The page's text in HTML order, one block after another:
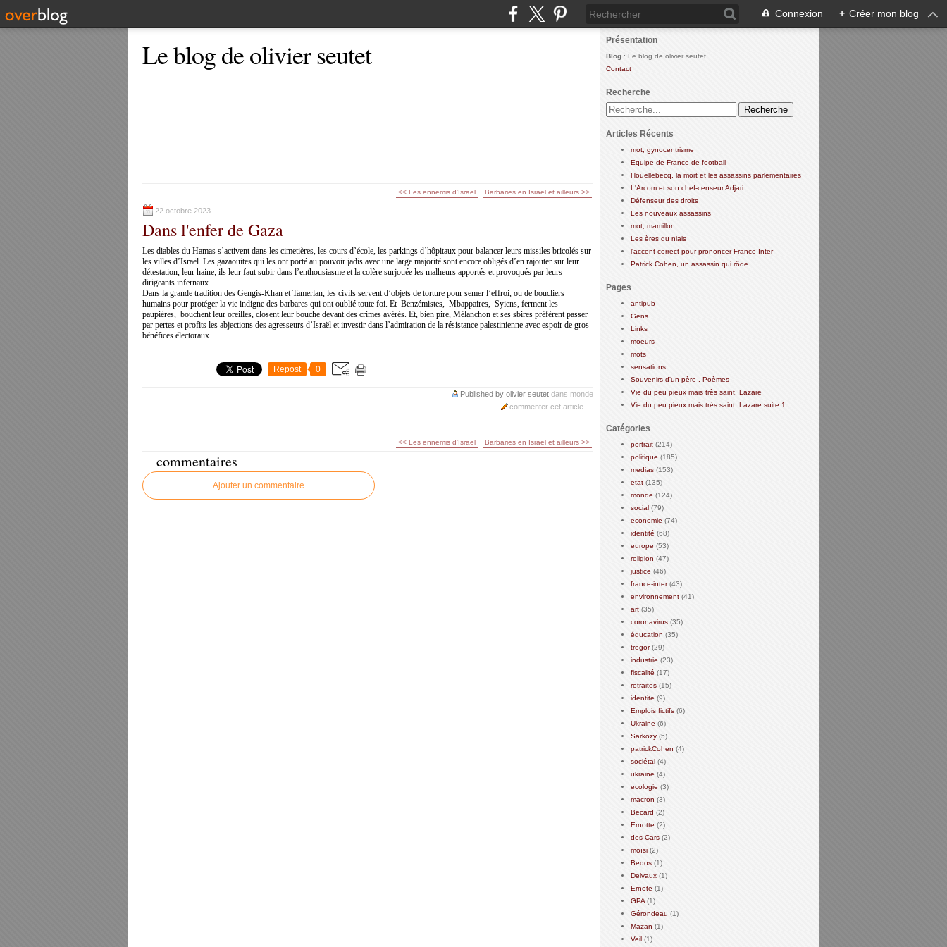
Connexion + Créer mon blog
Le blog de olivier seutet
<< Les ennemis d'Israël Barbaries en Israël et ailleurs >>
22 octobre 2023
Dans l'enfer de Gaza
Les diables du Hamas s’activent dans les cimetières, les cours d’école, les parkings d’hôpitaux pour balancer leurs missiles bricolés sur
les villes d’Israël. Les gazaouites qui les ont porté au pouvoir jadis avec une large majorité sont encore obligés d’en rajouter sur leur
détestation, leur haine; ils leur faut subir dans l’enthousiasme et la colère surjouée les malheurs apportés et provoqués par leurs
dirigeants infernaux.
Dans la grande tradition des Gengis-Khan et Tamerlan, les civils servent d’objets de torture pour semer l’effroi, ou de boucliers
humains pour protéger la vie indigne des barbares qui ont oublié toute foi. Et Benzémistes, Mbappaires, Syiens, ferment les
paupières, bouchent leur oreilles, closent leur bouche devant des crimes avérés. Et, bien pire, Mélanchon et ses sbires préfèrent passer
par pertes et profits les abjections des agresseurs d’Israël et investir dans l’admiration de la résistance palestinienne avec espoir de gros
bénéfices électoraux.
Repost 0
Published by olivier seutet dans monde
commenter cet article
<< Les ennemis d'Israël Barbaries en Israël et ailleurs >>
commentaires
Ajouter un commentaire
Présentation
Blog : Le blog de olivier seutet
Contact
Recherche
Articles Récents
mot, gynocentrisme
Equipe de France de football
Houellebecq, la mort et les assassins parlementaires
L'Arcom et son chef-censeur Adjari
Défenseur des droits
Les nouveaux assassins
mot, mamillon
Les ères du niais
l'accent correct pour prononcer France-Inter
Patrick Cohen, un assassin qui rôde
Pages
antipub
Gens
Links
moeurs
mots
sensations
Souvenirs d'un père . Poèmes
Vie du peu pieux mais très saint, Lazare
Vie du peu pieux mais très saint, Lazare suite 1
Catégories
portrait (214)
politique (185)
medias (153)
etat (135)
monde (124)
social (79)
economie (74)
identité (68)
europe (53)
religion (47)
justice (46)
france-inter(43)
environnement (41)
art (35)
coronavirus (35)
éducation (35)
tregor(29)
industrie (23)
fiscalité (17)
retraites (15)
identite (9)
Emplois fictifs (6)
Ukraine (6)
Sarkozy (5)
patrickCohen (4)
sociétal (4)
ukraine (4)
ecologie (3)
macron (3)
Becard (2)
Ernotte (2)
des Cars (2)
moïsi (2)
Bedos (1)
Delvaux (1)
Ernote (1)
GPA (1)
Gérondeau (1)
Mazan (1)
Veil (1)